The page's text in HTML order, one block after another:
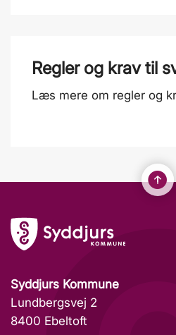
Regler og krav til
Læs mere om regler og
Syddjurs Kommune
Lundbergsvej 2
8400 Ebeltoft